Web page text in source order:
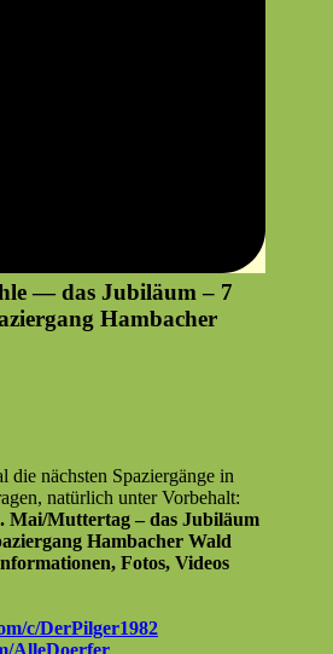
— das Jubiläum – 7
Hambacher
die näch­sten Spaziergänge in
natür­lich unter Vor­be­halt:
Mai/Muttertag – das Jubiläum
Ham­bach­er Wald
Fotos, Videos
c/DerPilger1982